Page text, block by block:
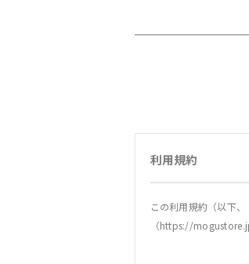
利用規約
この利用規約（以下
（https://